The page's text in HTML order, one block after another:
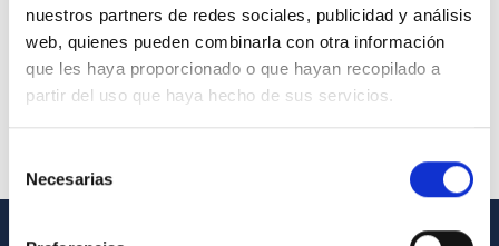
nuestros partners de redes sociales, publicidad y análisis
web, quienes pueden combinarla con otra información
que les haya proporcionado o que hayan recopilado a
partir del uso que haya hecho de sus servicios.
Necesarias